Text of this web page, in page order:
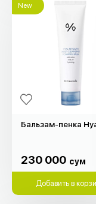
New
230 000 сум
Добавить в